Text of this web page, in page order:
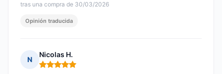
tras una compra de 30/03/2026
Opinión traducida
N
Nicolas H.
Nota: 5 de 5